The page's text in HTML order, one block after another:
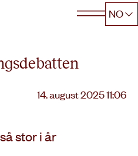
NO
Lagt
14. august 2025 11:06
stor i år